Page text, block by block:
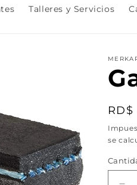
Talleres y Servicios
RD$
se